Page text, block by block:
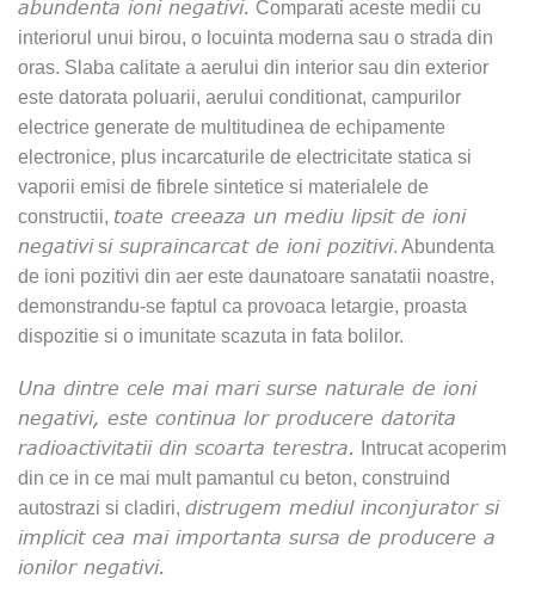
abundenta ioni negativi. Comparati aceste medii cu
interiorul unui birou, o locuinta moderna sau o strada din
oras. Slaba calitate a aerului din interior sau din exterior
este datorata poluarii, aerului conditionat, campurilor
electrice generate de multitudinea de echipamente
electronice, plus incarcaturile de electricitate statica si
vaporii emisi de fibrele sintetice si materialele de
constructii, toate creeaza un mediu lipsit de ioni
negativisi supraincarcat de ioni pozitivi. Abundenta
de ioni pozitivi din aer este daunatoare sanatatii noastre,
demonstrandu-se faptul ca provoaca letargie, proasta
dispozitie si o imunitate scazuta in fata bolilor.
Una dintre cele mai mari surse naturale de ioni
negativi, este continua lor producere datorita
radioactivitatii din scoarta terestra.
Intrucat acoperim
din ce in ce mai mult pamantul cu beton, construind
autostrazi si cladiri, distrugem mediul inconjurator si
implicit cea mai importanta sursa de producere a
ionilor negativi.